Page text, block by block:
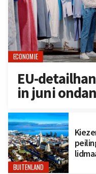
ECONOMIE
EU-
in juni
BUITENLAND